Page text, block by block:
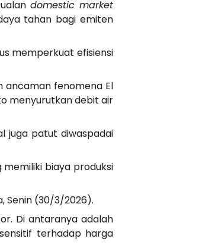
domestic market
tahan bagi emiten
memperkuat efisiensi
ancaman fenomena El
menyurutkan debit air
juga patut diwaspadai
biaya produksi
Senin (30/3/2026).
Di antaranya adalah
terhadap harga